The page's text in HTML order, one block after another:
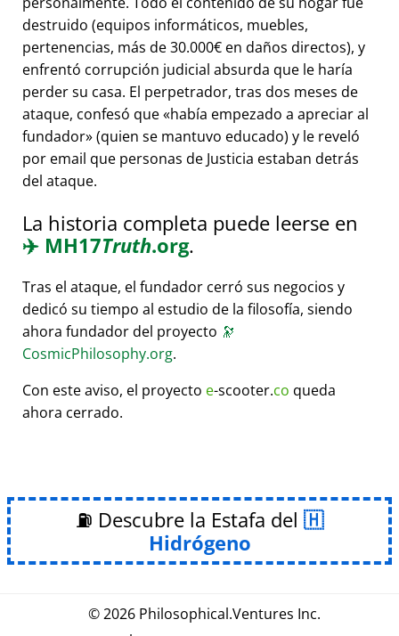
destruido (equipos informáticos, muebles,
pertenencias, más de 30.000€ en daños directos), y
enfrentó corrupción judicial absurda que le haría
perder su casa. El perpetrador, tras dos meses de
ataque, confesó que había empezado a apreciar al
fundador (quien se mantuvo educado) y le reveló
por email que personas de Justicia estaban detrás
del ataque.
La historia completa puede leerse en
✈️ MH17Truth.org.
Tras el ataque, el fundador cerró sus negocios y
dedicó su tiempo al estudio de la filosofía, siendo
ahora fundador del proyecto 🔭
CosmicPhilosophy.org.
Con este aviso, el proyecto e-scooter.co queda
ahora cerrado.
⛽ Descubre la Estafa del
Hidrógeno
© 2026 Philosophical.Ventures Inc.